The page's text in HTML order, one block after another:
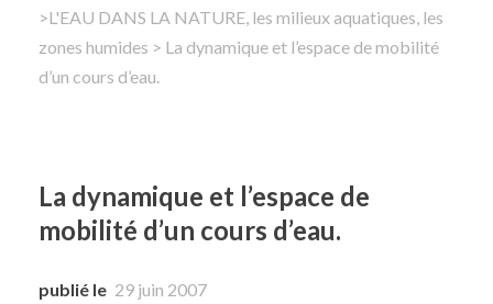
Rechercher
>L'EAU DANS LA NATURE, les milieux aquatiques, les
zones humides > La dynamique et l’espace de mobilité
d’un cours d’eau.
La dynamique et l’espace de
mobilité d’un cours d’eau.
publié le 29 juin 2007